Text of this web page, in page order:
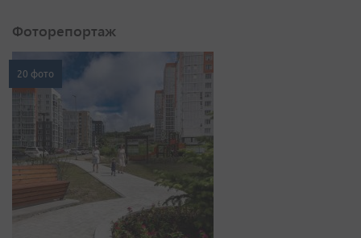
Фоторепортаж
20 фото